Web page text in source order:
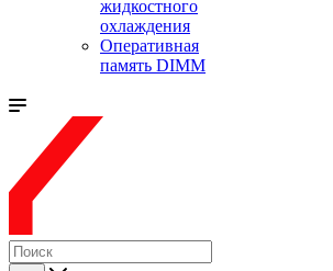
жидкостного
охлаждения
Оперативная
память DIMM